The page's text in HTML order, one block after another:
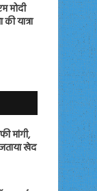
मोदी
यात्रा
मांगी,
खेद